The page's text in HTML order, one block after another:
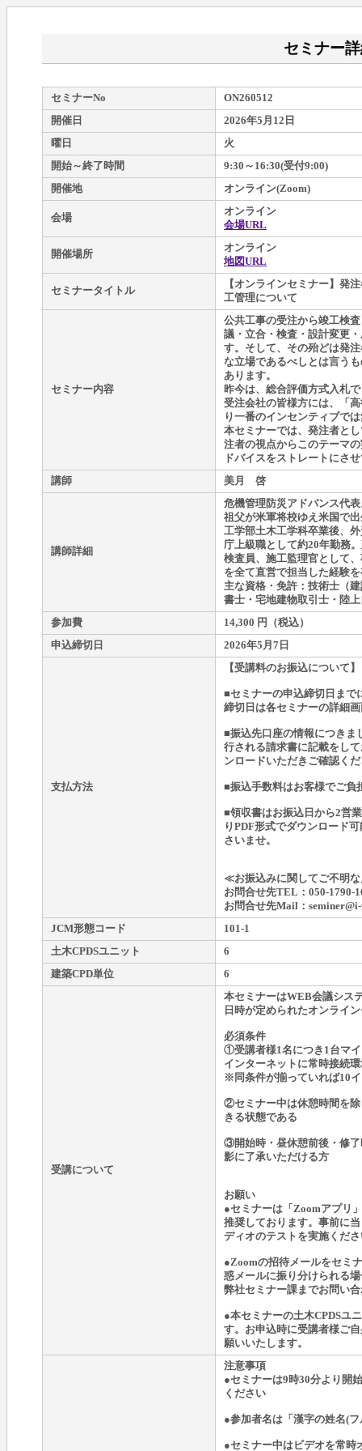
セミナー
セミナーNo
ON260512
開催日
2026年5月12日
曜日
火
開始～終了時間
9:30～16:30(受付9:00)
開催地
オンライン(Zoom)
会場
オンライン
会場URL
開催場所
オンライン
地図URL
セミナータイトル
【オンラインセミナー】発
工管理について
セミナー内容
公共工事の受注から竣工検
議・立合・検査・設計変更
す。そして、その殆どは発
な立場であるべしとは言う
あります。
昨今は、総合評価方式入札
受注会社の皆様方には、「
り一番のインセンティブで
本セミナーでは、発注者と
注者の視点からこのテーマ
ドバイスをストレートにさ
講師
美月 啓
講師詳細
危機管理防災アドバンス代
祖父が米軍将校ゆえ米国で
工学部土木工学科卒業後、
庁上級職として約20年勤務
検査員、施工監理官として
を全て直営で担当した経験
主な資格・免許：技術士（
書士・宅地建物取引士・陸
参加費
14,300 円（税込）
申込締切日
2026年5月7日
支払方法
【受講料のお振込について】
■セミナーの申込締切日まで
締切日は各セミナーの詳細
■振込先口座の情報につきま
行される請求書に記載をし
ンロードいただきご確認く
■振込手数料はお客様でご負
■領収書はお振込日から2営
りPDF形式でダウンロード
さいませ。
≪お振込みに関してご不明
お問合せ先TEL：050-1790-
お問合せ先Mail：
JCM形態コード
101-1
土木CPDSユニット
6
建築CPD単位
6
受講について
本セミナーはWEB会議シス
日時が定められたオンライ
必須条件
①受講者様1名につき1台マ
インターネットに常時接続
※同条件が揃っていれば10
②セミナー中は休憩時間を
きる状態である
③開始時・昼休憩前後・修
影に了承いただける方
お願い
●セミナーは「Zoomアプリ
推奨しております。事前に
ディオのテストを実施くだ
●Zoomの招待メールをセミ
惑メールに振り分けられる
弊社セミナー課までお問い
●本セミナーの土木CPDSユ
す。お申込時に受講者様ご
願いいたします。
注意事項
●セミナーは9時30分より開
ください
●参加者名は「漢字の姓名(
●セミナー中はビデオを常時